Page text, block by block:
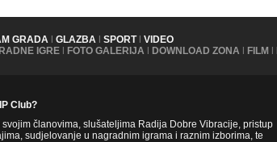
GRADA | GLAZBA | SPORT | VIDEO
IGRE | FOTO GALERIJA | DOWNLOAD ZONA | FILM |
Club?
svojim članovima, slušateljima Radija Dobre Vibracije, pristup
sudjelovanje u nagradnim igrama i raznim izborima, te